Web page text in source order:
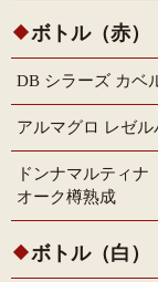
ボトル（赤）
DB シラーズ カベ
アルマグロ レゼル
ドンナマルティ
オーク樽熟成
ボトル（白）